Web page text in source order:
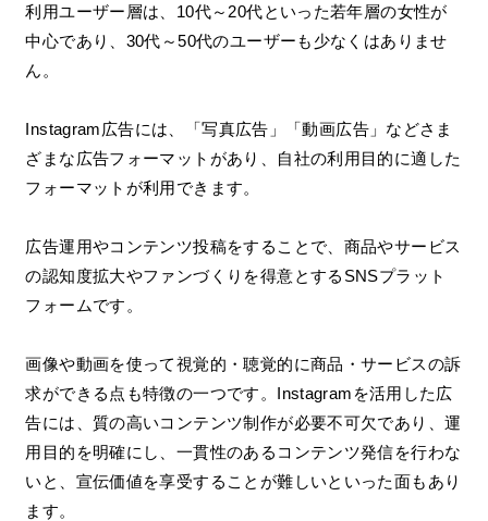
利用ユーザー層は、10代～20代といった若年層の女性が
中心であり、30代～50代のユーザーも少なくはありませ
ん。
Instagram広告には、「写真広告」「動画広告」などさま
ざまな広告フォーマットがあり、自社の利用目的に適した
フォーマットが利用できます。
広告運用やコンテンツ投稿をすることで、商品やサービス
の認知度拡大やファンづくりを得意とするSNSプラット
フォームです。
画像や動画を使って視覚的・聴覚的に商品・サービスの訴
求ができる点も特徴の一つです。Instagramを活用した広
告には、質の高いコンテンツ制作が必要不可欠であり、運
用目的を明確にし、一貫性のあるコンテンツ発信を行わな
いと、宣伝価値を享受することが難しいといった面もあり
ます。